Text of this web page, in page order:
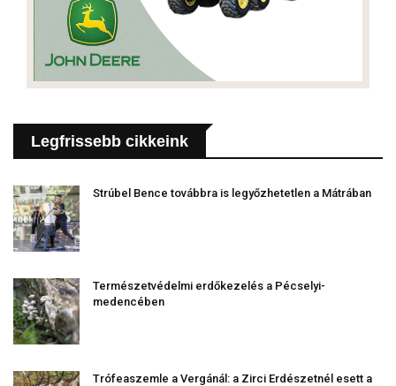
Legfrissebb cikkeink
Strúbel Bence továbbra is legyőzhetetlen a Mátrában
Természetvédelmi erdőkezelés a Pécselyi-
medencében
Trófeaszemle a Vergánál: a Zirci Erdészetnél esett a